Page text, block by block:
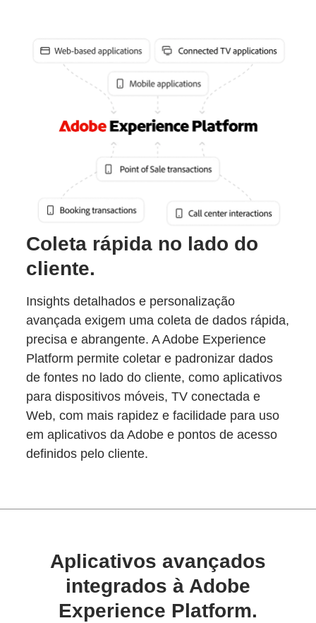
Coleta rápida no lado do
cliente.
Insights detalhados e personalização
avançada exigem uma coleta de dados rápida,
precisa e abrangente. A Adobe Experience
Platform permite coletar e padronizar dados
de fontes no lado do cliente, como aplicativos
para dispositivos móveis, TV conectada e
Web, com mais rapidez e facilidade para uso
em aplicativos da Adobe e pontos de acesso
definidos pelo cliente.
Aplicativos avançados
integrados à Adobe
Experience Platform.